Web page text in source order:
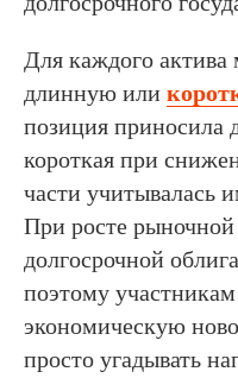
Для каждого
длинную или
позиция приносила
короткая при
части учитывалась
При росте рыночной
долгосрочной
поэтому
экономическую
просто угадывать